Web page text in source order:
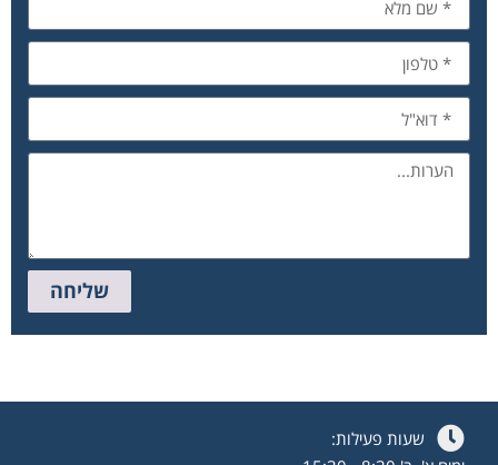
שליחה
שעות פעילות: